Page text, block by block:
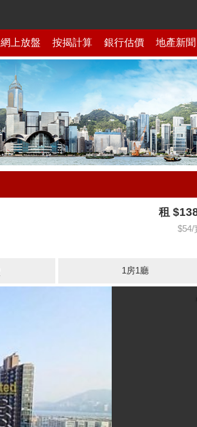
網上放盤 按揭計算 銀行估價 地產新聞
租
$54/
1房1廳